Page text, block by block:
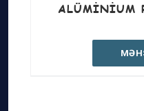
ALÜMINIUM